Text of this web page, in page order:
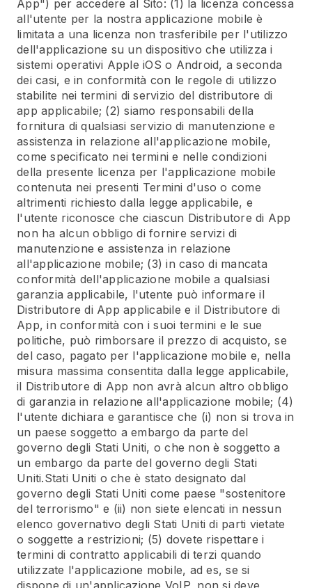
App") per accedere al Sito: (1) la licenza concessa
all'utente per la nostra applicazione mobile è
limitata a una licenza non trasferibile per l'utilizzo
dell'applicazione su un dispositivo che utilizza i
sistemi operativi Apple iOS o Android, a seconda
dei casi, e in conformità con le regole di utilizzo
stabilite nei termini di servizio del distributore di
app applicabile; (2) siamo responsabili della
fornitura di qualsiasi servizio di manutenzione e
assistenza in relazione all'applicazione mobile,
come specificato nei termini e nelle condizioni
della presente licenza per l'applicazione mobile
contenuta nei presenti Termini d'uso o come
altrimenti richiesto dalla legge applicabile, e
l'utente riconosce che ciascun Distributore di App
non ha alcun obbligo di fornire servizi di
manutenzione e assistenza in relazione
all'applicazione mobile; (3) in caso di mancata
conformità dell'applicazione mobile a qualsiasi
garanzia applicabile, l'utente può informare il
Distributore di App applicabile e il Distributore di
App, in conformità con i suoi termini e le sue
politiche, può rimborsare il prezzo di acquisto, se
del caso, pagato per l'applicazione mobile e, nella
misura massima consentita dalla legge applicabile,
il Distributore di App non avrà alcun altro obbligo
di garanzia in relazione all'applicazione mobile; (4)
l'utente dichiara e garantisce che (i) non si trova in
un paese soggetto a embargo da parte del
governo degli Stati Uniti, o che non è soggetto a
un embargo da parte del governo degli Stati
Uniti.Stati Uniti o che è stato designato dal
governo degli Stati Uniti come paese "sostenitore
del terrorismo" e (ii) non siete elencati in nessun
elenco governativo degli Stati Uniti di parti vietate
o soggette a restrizioni; (5) dovete rispettare i
termini di contratto applicabili di terzi quando
utilizzate l'applicazione mobile, ad es, se si
dispone di un'applicazione VoIP, non si deve